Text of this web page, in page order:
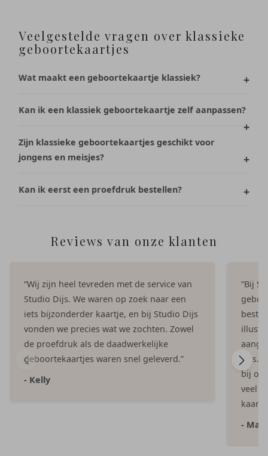
Veelgestelde vragen over klassieke
geboortekaartjes
Wat maakt een geboortekaartje klassiek?
Kan ik een klassiek geboortekaartje zelf aanpassen?
Zijn klassieke geboortekaartjes geschikt voor
jongens en meisjes?
Kan ik eerst een proefdruk bestellen?
Reviews van onze klanten
“Wij zijn heel tevreden met de service van
Studio Dijs. We waren op zoek naar een
iets bijzonderder kaartje, en bij Studio Dijs
vonden we precies wat we zochten. Zowel
de proefdruk als de daadwerkelijke
geboortekaartjes waren snel geleverd.”
- Kelly
“Bij
Dijs.
bij
veel
-